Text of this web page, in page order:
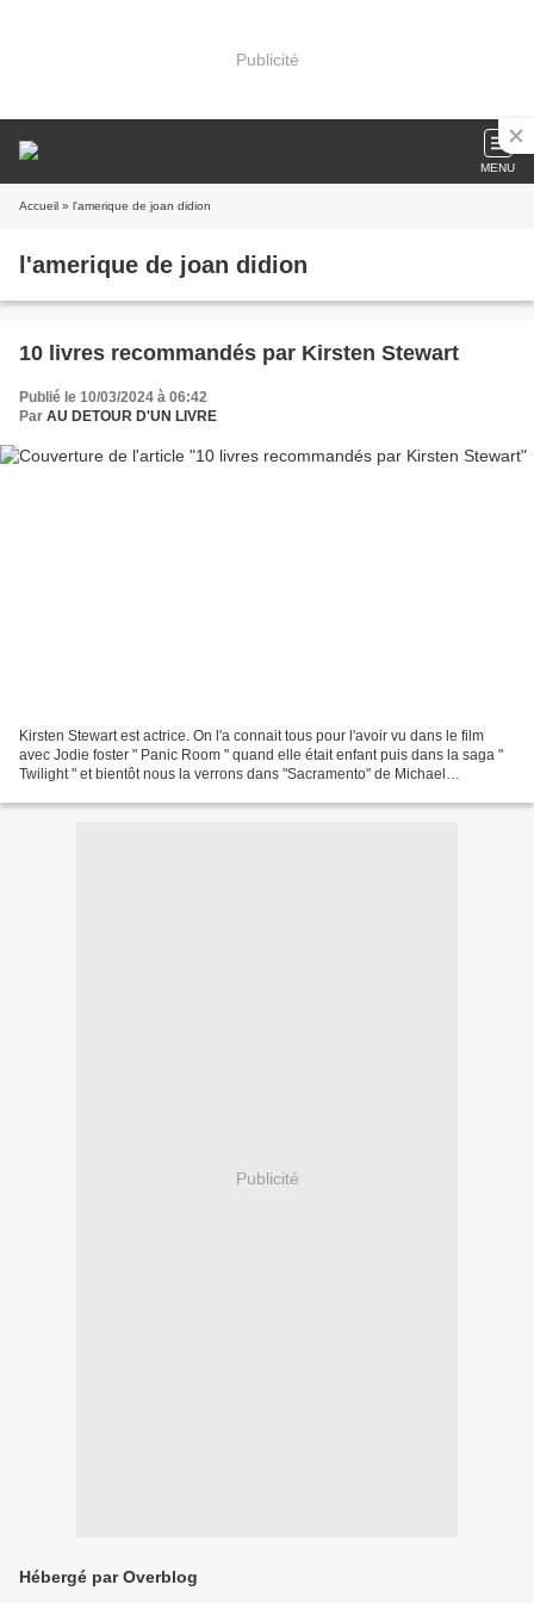
Publicité
MENU
Accueil » l'amerique de joan didion
l'amerique de joan didion
10 livres recommandés par Kirsten Stewart
Publié le 10/03/2024 à 06:42
Par AU DETOUR D'UN LIVRE
Kirsten Stewart est actrice. On l'a connait tous pour l'avoir vu dans le film
avec Jodie foster " Panic Room " quand elle était enfant puis dans la saga "
Twilight " et bientôt nous la verrons dans "Sacramento" de Michael
Publicité
Hébergé par Overblog